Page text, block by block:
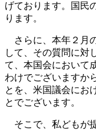
げております。国民
ります。
さらに、本年２月
して、その質問に対
て、本国会において
わけでございますか
とを、米国議会にお
とでございます。
そこで、私どもが